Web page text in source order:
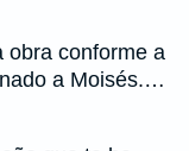
obra conforme a
a Moisés.…